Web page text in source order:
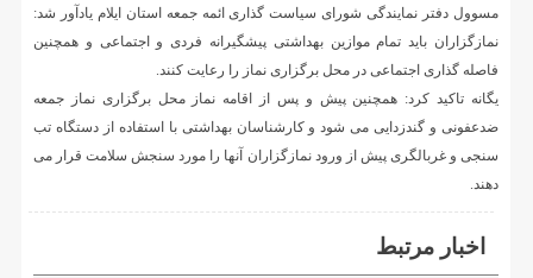
مسوول دفتر نمایندگی شورای سیاست گذاری ائمه جمعه استان ایلام یادآور شد:
نمازگزاران باید تمام موازین بهداشتی پیشگیرانه فردی و اجتماعی و همچنین
فاصله گذاری اجتماعی در محل برگزاری نماز را رعایت کنند.
یگانه تاکید کرد: همچنین پیش و پس از اقامه نماز محل برگزاری نماز جمعه
ضدعفونی و گندزدایی می شود و کارشناسان بهداشتی با استفاده از دستگاه تب
سنجی و غربالگری پیش از ورود نمازگزاران آنها را مورد سنجش سلامت قرار می
دهند.
اخبار مرتبط